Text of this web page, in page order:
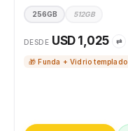
256GB 512GB
DESDE USD 1,025 ⇄
🎁 Funda + Vidrio templado